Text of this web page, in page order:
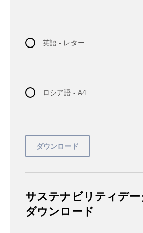
英語 - レター
ロシア語 - A4
サステナビリティデ
ダウンロード